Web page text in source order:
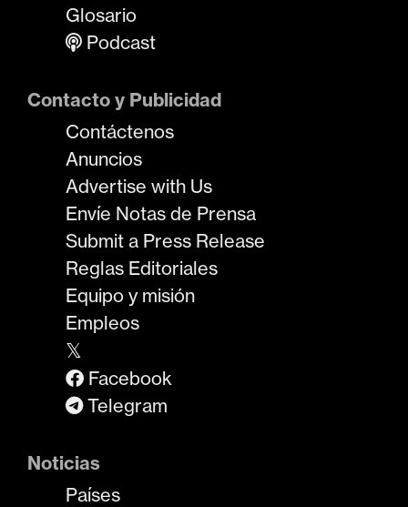
Glosario
Podcast
Contacto y Publicidad
Contáctenos
Anuncios
Advertise with Us
Envíe Notas de Prensa
Submit a Press Release
Reglas Editoriales
Equipo y misión
Empleos
𝕏
Facebook
Telegram
Noticias
Países